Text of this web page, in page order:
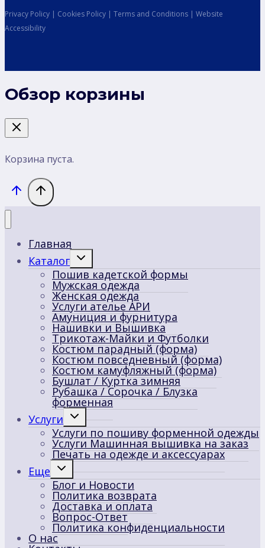
Privacy Policy | Cookies Policy | Terms and Conditions | Website
Accessibility
Обзор корзины
Корзина пуста.
Главная
Каталог
Переключить
меню
Пошив кадетской формы
Мужская одежда
Женская одежда
Услуги ателье АРИ
Амуниция и фурнитура
Нашивки и Вышивка
Трикотаж-Майки и Футболки
Костюм парадный (форма)
Костюм повседневный (форма)
Костюм камуфляжный (форма)
Бушлат / Куртка зимняя
Рубашка / Сорочка / Блузка
форменная
Услуги
Переключить
дочернее
меню
Услуги по пошиву форменной одежды
Услуги Машинная вышивка на заказ
Печать на одежде и аксессуарах
Еще
Переключить
дочернее
меню
Блог и Новости
Политика возврата
Доставка и оплата
Вопрос-Ответ
Политика конфиденциальности
О нас